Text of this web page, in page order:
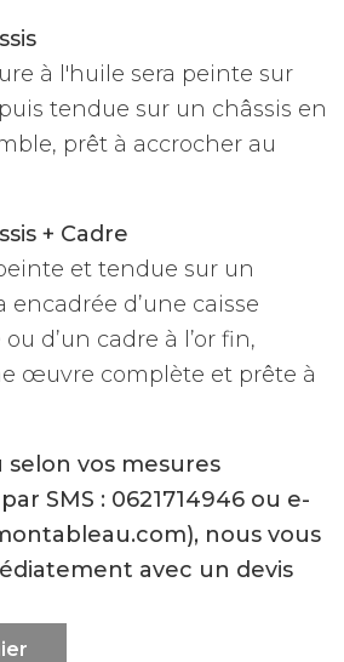
à l'huile sera peinte sur
tendue sur un châssis en
prêt à accrocher au
+ Cadre
et tendue sur un
encadrée d’une caisse
d’un cadre à l’or fin,
œuvre complète et prête à
vos mesures
SMS : 0621714946 ou e-
nous vous
avec un devis